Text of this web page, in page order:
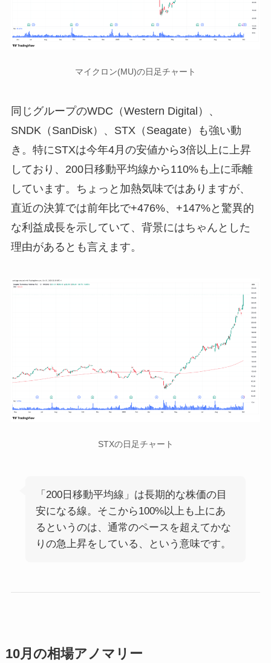
マイクロン(MU)の日足チャート
同じグループのWDC（Western Digital）、
SNDK（SanDisk）、STX（Seagate）も強い動
き。特にSTXは今年4月の安値から3倍以上に上昇
しており、200日移動平均線から110%も上に乖離
しています。ちょっと加熱気味ではありますが、
直近の決算では前年比で+476%、+147%と驚異的
な利益成長を示していて、背景にはちゃんとした
理由があるとも言えます。
STXの日足チャート
「200日移動平均線」は長期的な株価の目
安になる線。そこから100%以上も上にあ
るというのは、通常のペースを超えてかな
りの急上昇をしている、という意味です。
10月の相場アノマリー